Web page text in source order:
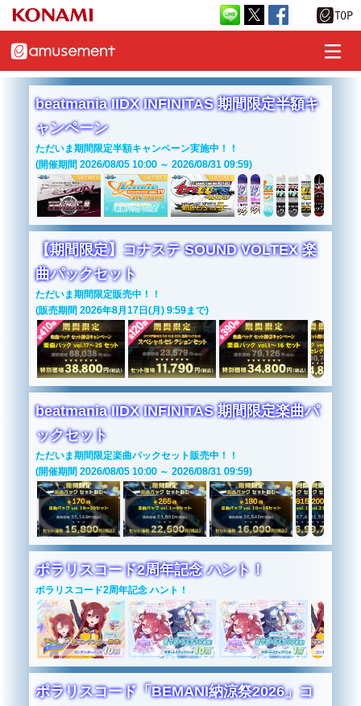
beatmania IIDX INFINITAS 期間限定半額キ
ャンペーン
ただいま期間限定半額キャンペーン実施中！！
(開催期間 2026/08/05 10:00 ～ 2026/08/31 09:59)
【期間限定】コナステ SOUND VOLTEX 楽
曲パックセット
ただいま期間限定販売中！！
(販売期間 2026年8月17日(月) 9:59まで)
beatmania IIDX INFINITAS 期間限定楽曲パ
ックセット
ただいま期間限定楽曲パックセット販売中！！
(開催期間 2026/08/05 10:00 ～ 2026/08/31 09:59)
ポラリスコード2周年記念 ハント！
ポラリスコード2周年記念 ハント！
ポラリスコード「BEMANI納涼祭2026」コ